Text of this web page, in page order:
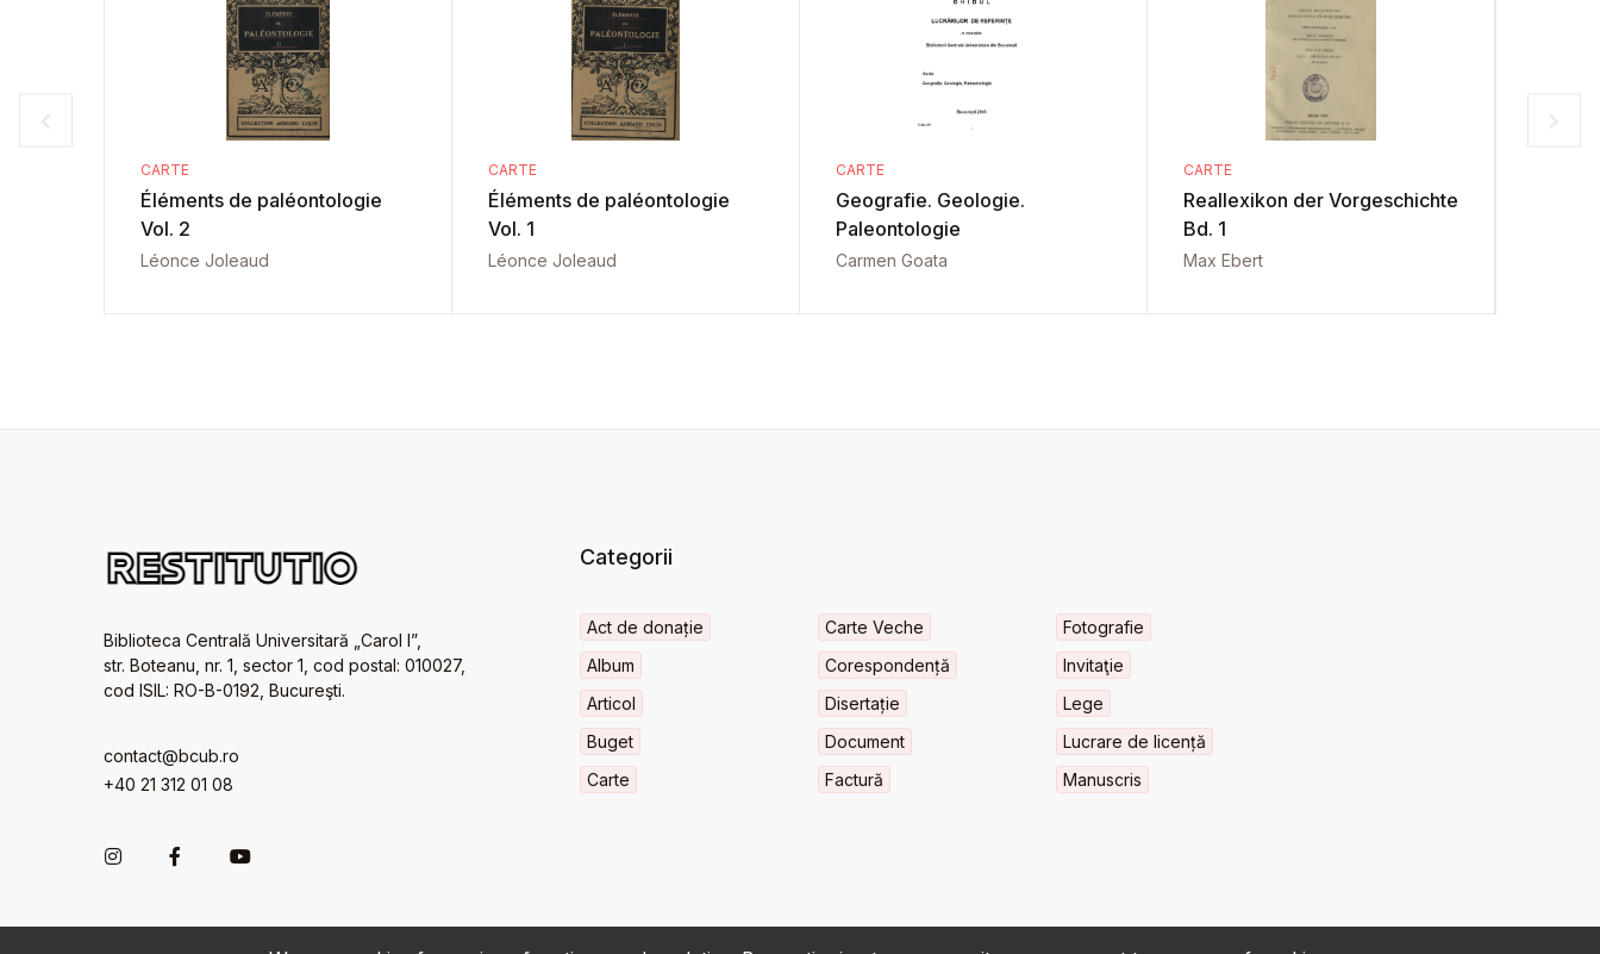
CARTE
Éléments de paléontologie
Vol. 2
Léonce Joleaud
CARTE
Éléments de paléontologie
Vol. 1
Léonce Joleaud
CARTE
Geografie. Geologie.
Paleontologie
Carmen Goata
CARTE
Reallexikon der Vorgeschichte
Bd. 1
Max Ebert
Biblioteca Centrală Universitară „Carol I”,
str. Boteanu, nr. 1, sector 1, cod postal: 010027,
cod ISIL: RO-B-0192, Bucureşti.
contact@bcub.ro
+40 21 312 01 08
Categorii
Act de donație
Album
Articol
Buget
Carte
Carte Veche
Corespondență
Disertație
Document
Factură
Fotografie
Invitaţie
Lege
Lucrare de licență
Manuscris